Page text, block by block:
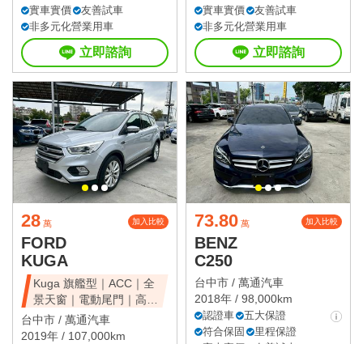
實車實價
友善試車
非多元化營業用車
立即諮詢
實車實價
友善試車
非多元化營業用車
立即諮詢
28 萬 加入比較
FORD
KUGA
Kuga 旗艦型｜ACC｜全
景天窗｜電動尾門｜高CP
值休旅
台中市 / 萬通汽車
2019年 / 107,000km
73.80 萬 加入比較
BENZ
C250
台中市 / 萬通汽車
2018年 / 98,000km
認證車
五大保證
符合保固
里程保證